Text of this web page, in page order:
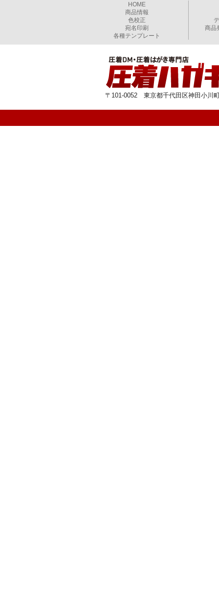
HOME
商品情報
色校正
宛名印刷
各種テンプレート
商品
〒101-0052 東京都千代田区神田小川